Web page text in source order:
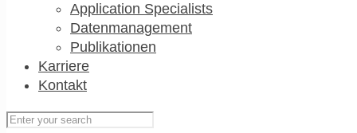
Application Specialists
Datenmanagement
Publikationen
Karriere
Kontakt